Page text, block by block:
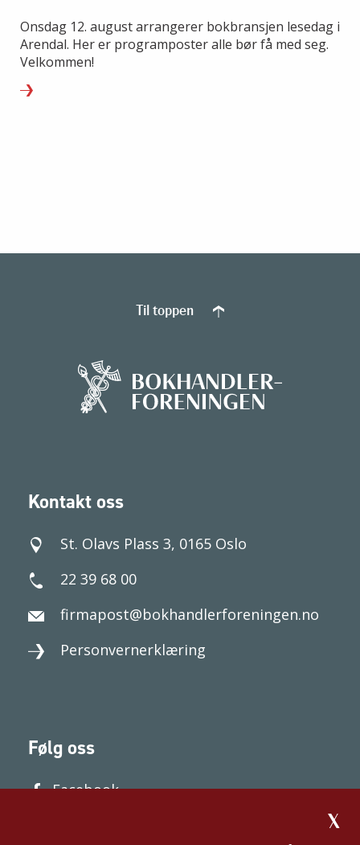
Onsdag 12. august arrangerer bokbransjen lesedag i
Arendal. Her er programposter alle bør få med seg.
Velkommen!
Kontakt oss
St. Olavs Plass 3, 0165 Oslo
22 39 68 00
firmapost@bokhandlerforeningen.no
Personvernerklæring
Følg oss
Facebook
Til toppen